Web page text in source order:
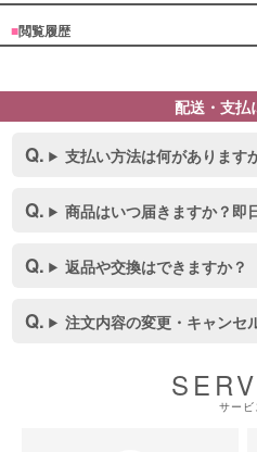
■閲覧履歴
配送・支払
支払い方法は何があります
商品はいつ届きますか？即
返品や交換はできますか？
注文内容の変更・キャンセ
サービ